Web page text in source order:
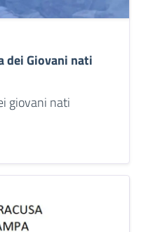
dei Giovani nati
giovani nati